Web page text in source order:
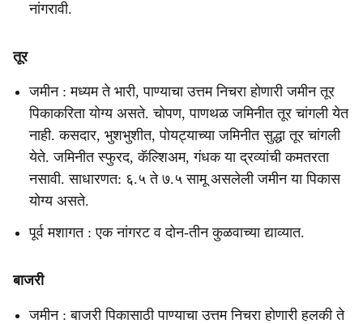
नांगरावी.
तूर
जमीन : मध्यम ते भारी, पाण्याचा उत्तम निचरा होणारी जमीन तूर
पिकाकरिता योग्य असते. चोपण, पाणथळ जमिनीत तूर चांगली येत
नाही. कसदार, भुशभुशीत, पोयट्याच्या जमिनीत सुद्धा तूर चांगली
येते. जमिनीत स्फुरद, कॅल्शिअम, गंधक या द्रव्यांची कमतरता
नसावी. साधारणत: ६.५ ते ७.५ सामू असलेली जमीन या पिकास
योग्य असते.
पूर्व मशागत : एक नांगरट व दोन-तीन कुळवाच्या द्याव्यात.
बाजरी
जमीन : बाजरी पिकासाठी पाण्याचा उत्तम निचरा होणारी हलकी ते